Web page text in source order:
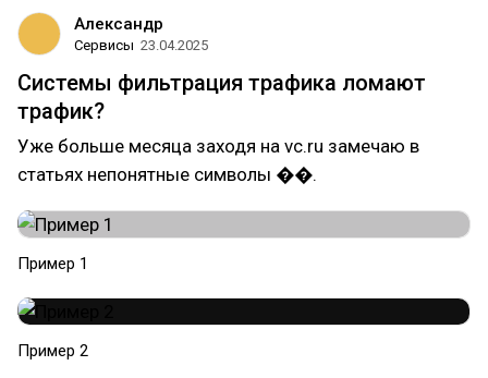
Александр
Сервисы 23.04.2025
Системы фильтрация трафика ломают
трафик?
Уже больше месяца заходя на vc.ru замечаю в
статьях непонятные символы ��.
Пример 1
Пример 2